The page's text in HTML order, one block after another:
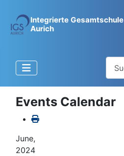
Integrierte Gesamtschule
Aurich
Events Calendar
June,
2024